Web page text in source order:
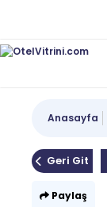
Anasayfa
Geri Git
Paylaş